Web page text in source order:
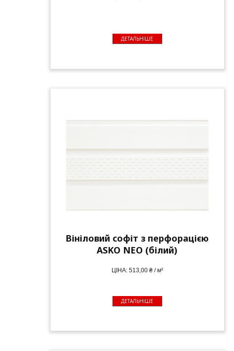
ДЕТАЛЬНІШЕ
Вініловий софіт з перфорацією
ASKO NEO (білий)
ЦІНА: 513,00 ₴ / м²
ДЕТАЛЬНІШЕ